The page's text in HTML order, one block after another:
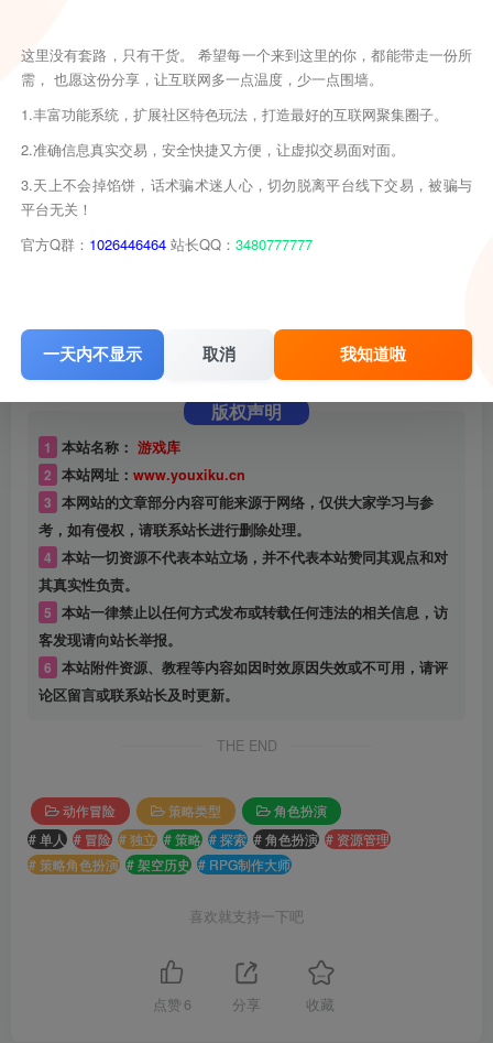
版权声明
1 本站名称： 游戏库
2 本站网址： www.youxiku.cn
3 本网站的文章部分内容可能来源于网络，仅供大家学习与参
考，如有侵权，请联系站长进行删除处理。
4 本站一切资源不代表本站立场，并不代表本站赞同其观点和对
其真实性负责。
5 本站一律禁止以任何方式发布或转载任何违法的相关信息，访
客发现请向站长举报。
6 本站附件资源、教程等内容如因时效原因失效或不可用，请评
论区留言或联系站长及时更新。
THE END
动作冒险 策略类型
角色扮演
# 单人 # 冒险 # 独立 # 策略 # 探索 # 角色扮演 # 资源管理
# 策略角色扮演 # 架空历史 # RPG制作大师
喜欢就支持一下吧
点赞 6 分享 收藏
这里没有套路，只有干货。 希望每一个来到这里的你，都能带走一份所
需， 也愿这份分享，让互联网多一点温度，少一点围墙。
1.丰富功能系统，扩展社区特色玩法，打造最好的互联网聚集圈子。
2.准确信息真实交易，安全快捷又方便，让虚拟交易面对面。
3.天上不会掉馅饼，话术骗术迷人心，切勿脱离平台线下交易，被骗与
平台无关！
官方Q群： 1026446464 站长QQ： 3480777777
一天内不显示 取消 我知道啦